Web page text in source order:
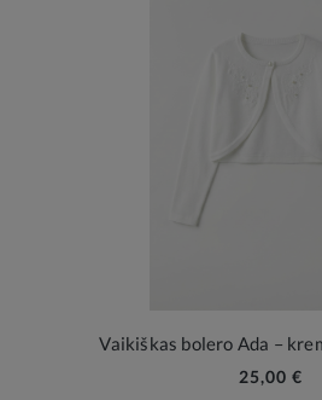
Vaikiškas bolero Ada –
25,00 €